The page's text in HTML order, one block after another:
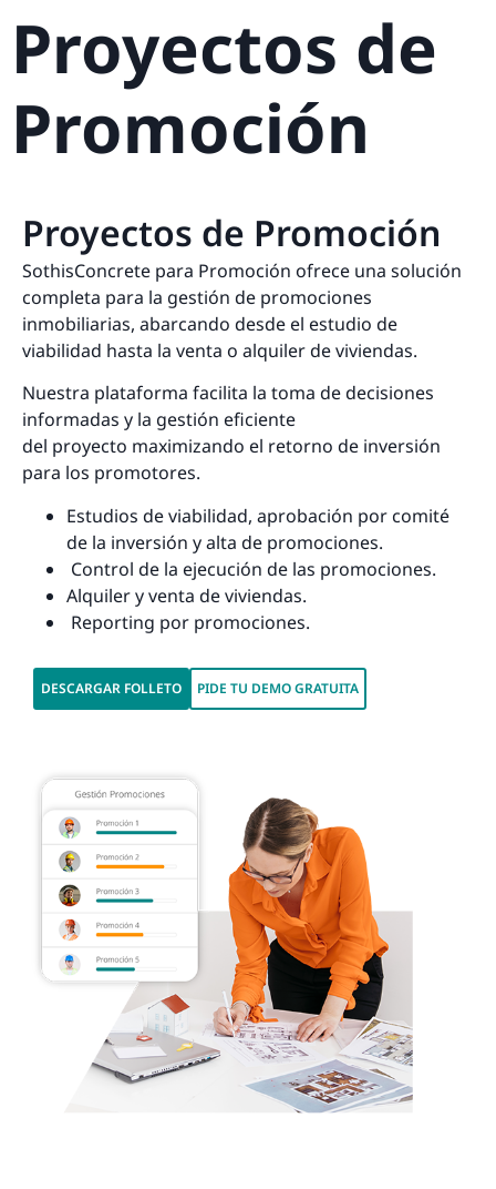
Proyectos de
Promoción
Proyectos de Promoción
SothisConcrete para Promoción ofrece una solución
completa para la gestión de promociones
inmobiliarias, abarcando desde el estudio de
viabilidad hasta la venta o alquiler de viviendas.
Nuestra plataforma facilita la toma de decisiones
informadas y la gestión eficiente
del proyecto maximizando el retorno de inversión
para los promotores.
Estudios de viabilidad, aprobación por comité
de la inversión y alta de promociones.
Control de la ejecución de las promociones.
Alquiler y venta de viviendas.
Reporting por promociones.
DESCARGAR FOLLETO PIDE TU DEMO GRATUITA